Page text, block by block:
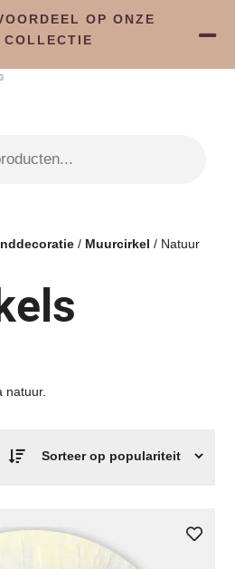
/ Muurcirkel / Natuur
natuur.
OP ONZE
COLLECTIE